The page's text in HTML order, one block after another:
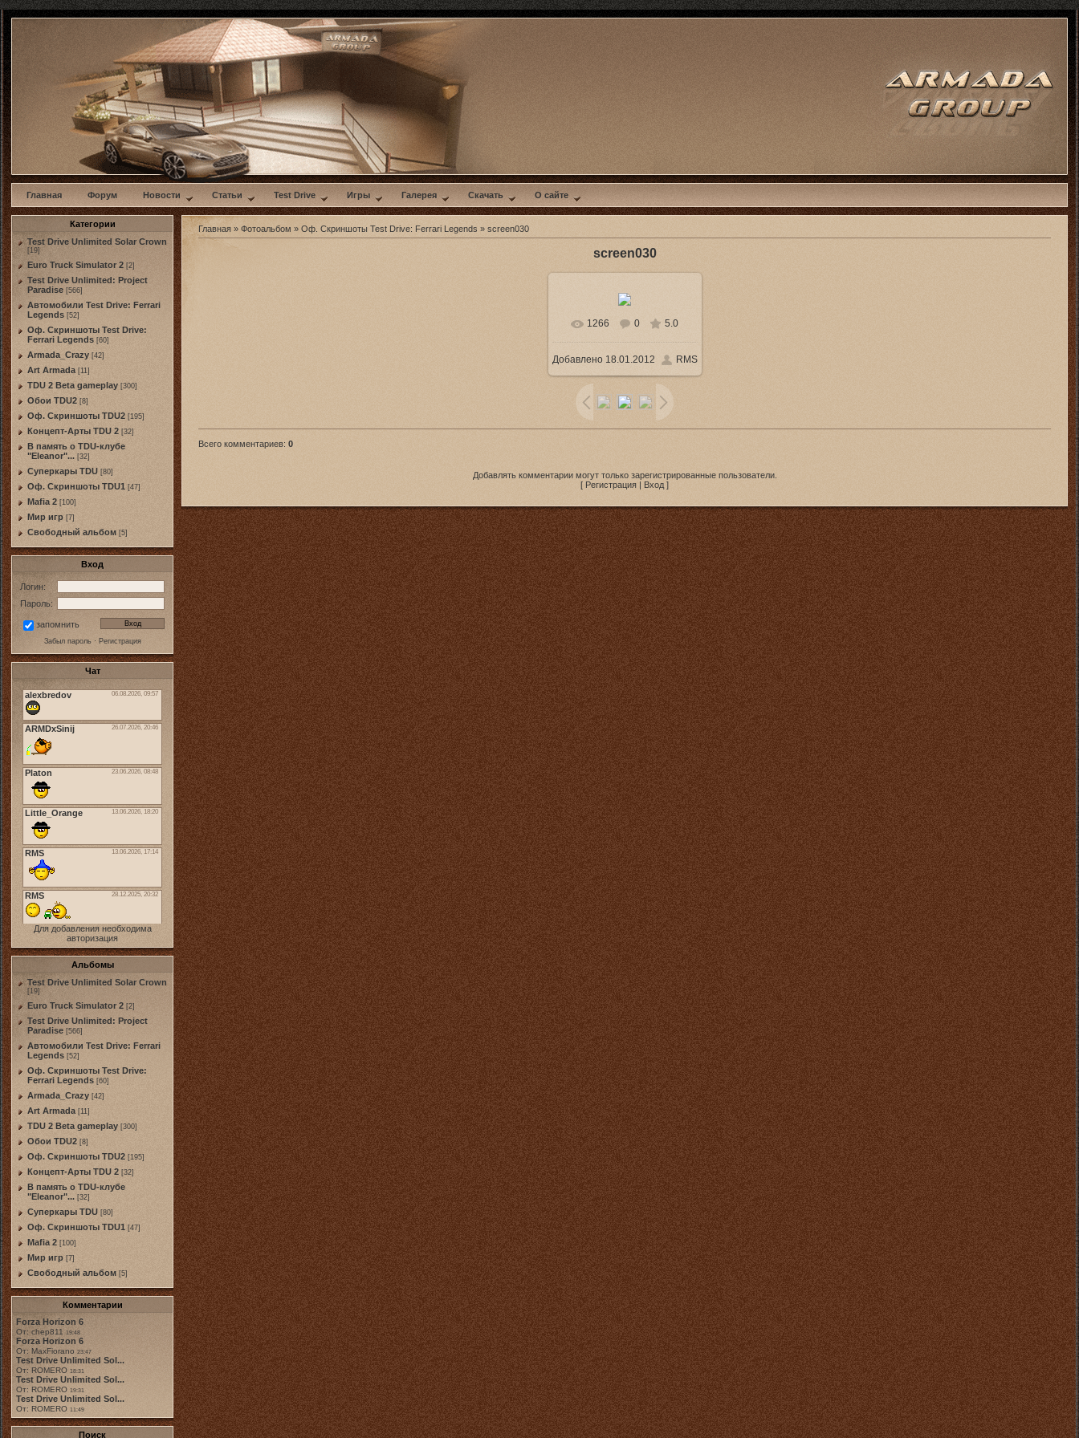
w
Главная Форум Новости Статьи Test Drive Игры Галерея Скачать О сайте
Категории
Test Drive Unlimited Solar Crown
[19]
Euro Truck Simulator 2 [2]
Test Drive Unlimited: Project
Paradise [566]
Автомобили Test Drive: Ferrari
Legends [52]
Оф. Скриншоты Test Drive:
Ferrari Legends [60]
Armada_Crazy [42]
Art Armada [11]
TDU 2 Beta gameplay [300]
Обои TDU2 [8]
Оф. Скриншоты TDU2 [195]
Концепт-Арты TDU 2 [32]
В память о TDU-клубе
"Eleanor"... [32]
Суперкары TDU [80]
Оф. Скриншоты TDU1 [47]
Mafia 2 [100]
Мир игр [7]
Свободный альбом [5]
Вход
Логин:
Пароль:
запомнить
Забыл пароль· Регистрация
Чат
Для добавления необходима
авторизация
Альбомы
Test Drive Unlimited Solar Crown
[19]
Euro Truck Simulator 2 [2]
Test Drive Unlimited: Project
Paradise [566]
Автомобили Test Drive: Ferrari
Legends [52]
Оф. Скриншоты Test Drive:
Ferrari Legends [60]
Armada_Crazy [42]
Art Armada [11]
TDU 2 Beta gameplay [300]
Обои TDU2 [8]
Оф. Скриншоты TDU2 [195]
Концепт-Арты TDU 2 [32]
В память о TDU-клубе
"Eleanor"... [32]
Суперкары TDU [80]
Оф. Скриншоты TDU1 [47]
Mafia 2 [100]
Мир игр [7]
Свободный альбом [5]
Комментарии
Forza Horizon 6
От: chep811 19:48
Forza Horizon 6
От: MaxFiorano 23:47
Test Drive Unlimited Sol...
От: ROMERO 18:31
Test Drive Unlimited Sol...
От: ROMERO 19:31
Test Drive Unlimited Sol...
От: ROMERO 11:49
Поиск
Главная » Фотоальбом » Оф. Скриншоты Test Drive: Ferrari Legends » screen030
screen030
В реальном размере
1024x575/ 317.6Kb
1266 0 5.0
Добавлено18.01.2012 RMS
Всего комментариев: 0
Добавлять комментарии могут только зарегистрированные пользователи.
[ Регистрация | Вход ]